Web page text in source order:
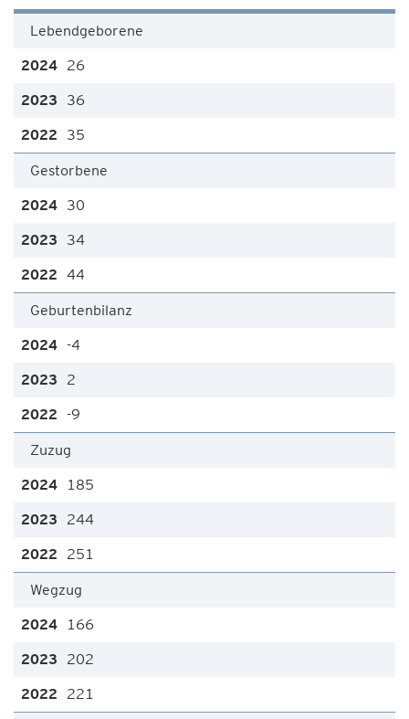
Lebendgeborene
26
36
35
Gestorbene
30
34
44
Geburtenbilanz
-4
2
-9
Zuzug
185
244
251
Wegzug
166
202
221